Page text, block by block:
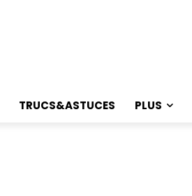
TRUCS&ASTUCES PLUS